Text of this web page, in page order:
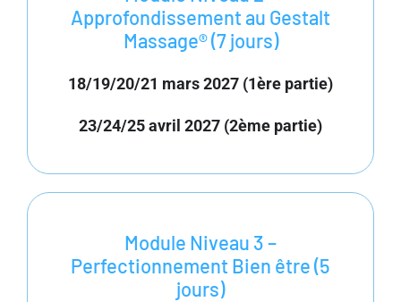
Approfondissement au Gestalt
Massage® (7 jours)
18/19/20/21 mars 2027 (1ère partie)
23/24/25 avril 2027 (2ème partie)
Module Niveau 3 –
Perfectionnement Bien être (5
jours)